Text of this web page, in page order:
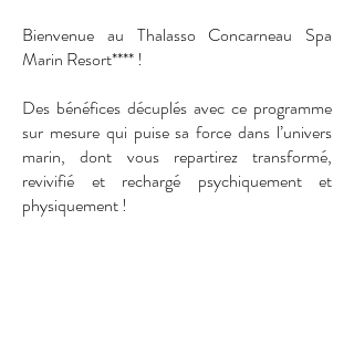
Bienvenue au Thalasso Concarneau Spa
Marin Resort**** !
Des bénéfices décuplés avec ce programme
sur mesure qui puise sa force dans l’univers
marin, dont vous repartirez transformé,
revivifié et rechargé psychiquement et
physiquement !